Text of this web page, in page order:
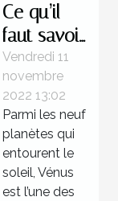
Ce qu’il
faut savoir
de la
planète
Vénus
Vendredi 11
novembre
2022 13:02
Parmi les neuf
planètes qui
entourent le
soleil, Vénus
est l’une des